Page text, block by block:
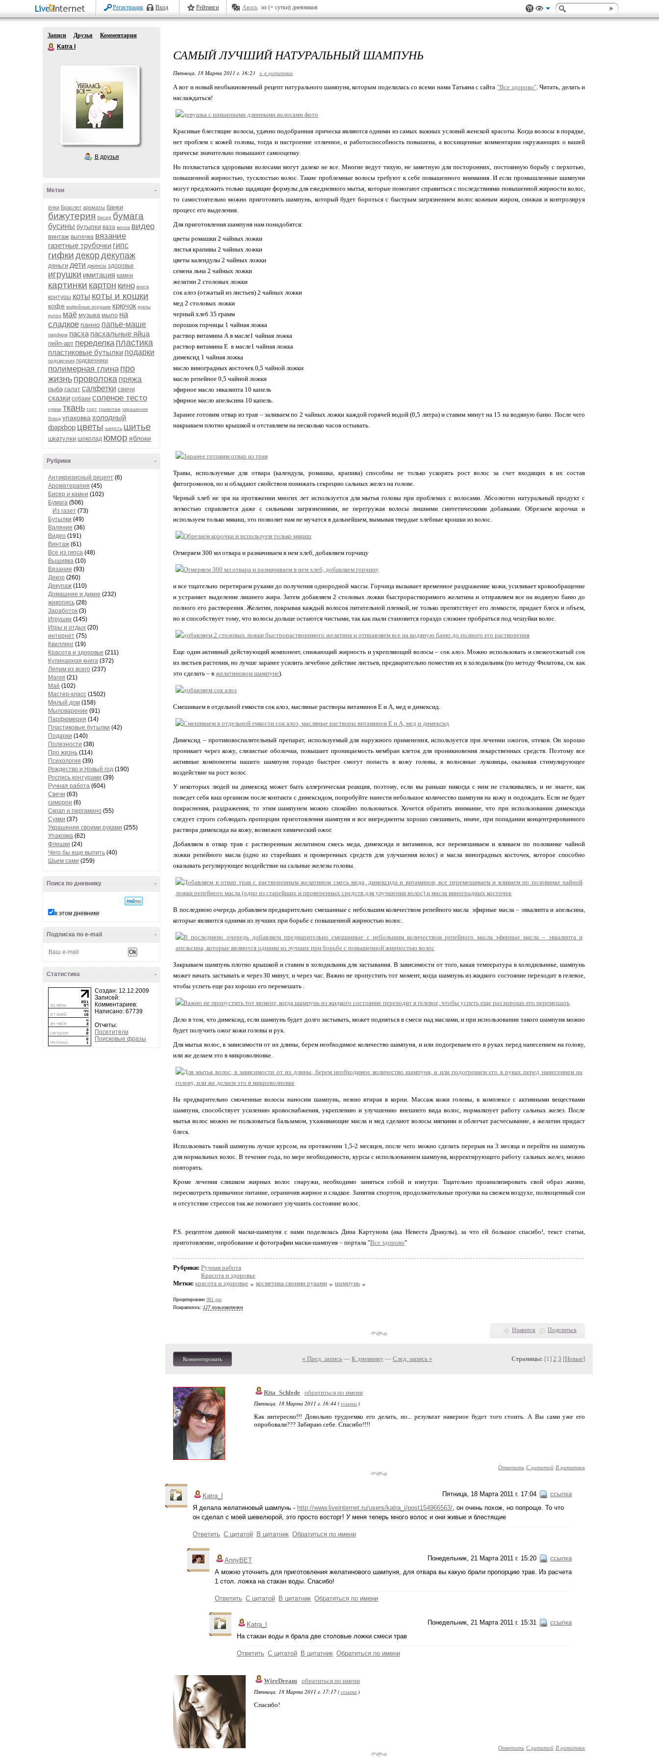
Регистрация Вход Рейтинги Авось из (+ сутки) дневников
Записи Друзья
Комментарии
Katra I
В друзья
-
Метки
ёлки Браслет ароматы банки
бижутерия бисер бумага
бусины бутылки ваза венок видео
винтаж выпечка вязание
газетные трубочки гипс
гифки декордекупаж
деньги дети джинсы здоровье
игрушки имитация камни
картинки картон кино книги
контуры коты коты и кошки
кофе кофейные игрушки крючок куклы
кулон маё музыка мыло на
сладкое панно папье-маше
парфюм пасха пасхальные яйца
пейп-арт переделка пластика
пластиковые бутылки подарки
подсвечник подсвечники
полимерная глина про
жизнь проволока пряжа
рыба салат салфетки свечи
сказки собаки соленое тесто
сумки ткань торт трикотаж украшение
блюд упаковка холодный
фарфор цветы шерсть шитье
шкатулки шоколад юмор яблоки
-
Рубрики
Антикризисный рецепт (6)
Ароматерапия (45)
Бисер и камни (102)
Бумага (506)
Из газет (73)
Бутылки (49)
Валяние (36)
Видео (191)
Винтаж (61)
Все из гипса (48)
Вышивка (10)
Вязание (93)
Декор (260)
Декупаж (110)
Домашние и дикие (232)
живопись (28)
Заработок (3)
Игрушки (145)
Игры и отдых (20)
интернет (75)
Квиллинг (19)
Красота и здоровье (211)
Кулинарная книга (372)
Лепим из всего (237)
Магия (21)
Маё (102)
Мастер-класс (1502)
Милый дом (158)
Мыловарение (91)
Парфюмерия (14)
Пластиковые бутылки (42)
Подарки (140)
Полезности (38)
Про жизнь (114)
Психология (39)
Рождество и Новый год (190)
Роспись контурами (39)
Ручная работа (604)
Свечи (63)
симорон (6)
Скрап и пергамано (55)
Сумки (37)
Украшения своими руками (255)
Упаковка (62)
Флешки (24)
Чего бы еще выпить (40)
Шьем сами (259)
-
Поиск по дневнику
в этом дневнике
-
Подписка по e-mail
-
Статистика
Создан: 12.12.2009
Записей:
Комментариев:
Написано: 67739
Отчеты:
Посетители
Поисковые фразы
САМЫЙ ЛУЧШИЙ НАТУРАЛЬНЫЙ ШАМПУНЬ
Пятница, 18 Марта 2011 г. 16:23 + в цитатник
А вот и новый необыкновенный рецепт натурального шампуня, которым поделилась со всеми нами Татьяна с сайта "Все здорово". Читать, делать и
наслаждаться!
Красивые блестящие волосы, удачно подобранная прическа являются одними из самых важных условий женской красоты. Когда волосы в порядке,
нет проблем с кожей головы, тогда и настроение отличное, и работоспособность повышена, а восхищенные комментарии окружающих о вашей
прическе значительно повышают самооценку.
Но похвастаться здоровыми волосами могут далеко не все. Многие ведут тихую, не заметную для посторонних, постоянную борьбу с перхотью,
повышенной жирностью, тусклостью волос. Такие проблемные волосы требуют к себе повышенного внимания. И если промышленные шампуни
могут предложить только щадящие формулы для ежедневного мытья, которые помогают справиться с последствиями повышенной жирности волос,
то самостоятельно можно приготовить шампунь, который будет бороться с быстрым загрязнением волос кожным жиром, снижая и контролируя
процесс его выделения.
Для приготовления шампуня нам понадобятся:
цветы ромашки 2 чайных ложки
листья крапивы 2 чайных ложки
цветы календулы 2 чайных ложки
семена льна 2 чайных ложки
желатин 2 столовых ложки
сок алоэ (отжатый из листьев) 2 чайных ложки
мед 2 столовых ложки
черный хлеб 35 грамм
порошок горчицы 1 чайная ложка
раствор витамина А в масле1 чайная ложка
раствор витамина Е в масле1 чайная ложка
димексид 1 чайная ложка
масло виноградных косточек 0,5 чайной ложки
масло репейное 0,5 чайной ложки
эфирное масло эвкалипта 10 капель
эфирное масло апельсина 10 капель.
Заранее готовим отвар из трав – заливаем по 2 чайных ложки каждой горячей водой (0,5 литра) и ставим минут на 15 на водяную баню. После чего
накрываем плотно крышкой и отставляем на несколько часов остывать.
Травы, используемые для отвара (календула, ромашка, крапива) способны не только ускорять рост волос за счет входящих в их состав
фитогромонов, но и обладают свойством понижать секрецию сальных желез на голове.
Черный хлеб не зря на протяжении многих лет используется для мытья головы при проблемах с волосами. Абсолютно натуральный продукт с
легкостью справляется даже с сильными загрязнениями, не перегружая волосы лишними синтетическими добавками. Обрезаем корочки и
используем только мякиш, это позволит нам не мучатся в дальнейшем, вымывая твердые хлебные крошки из волос.
Отмеряем 300 мл отвара и размачиваем в нем хлеб, добавляем горчицу
и все тщательно перетираем руками до получения однородной массы. Горчица вызывает временное раздражение кожи, усиливает кровообращение
и устраняет выделение лишнего жира. Затем добавляем 2 столовых ложки быстрорастворимого желатина и отправляем все на водяную баню до
полного его растворения. Желатин, покрывая каждый волосок питательной пленкой, не только препятствует его ломкости, придает блеск и объем,
но и способствует тому, что волосы дольше остаются чистыми, так как пыли становится гораздо сложнее пробраться под чешуйки волос.
Еще один активный действующий компонент, снижающий жирность и укрепляющий волосы – сок алоэ. Можно использовать и свежеотжатый сок
из листьев растения, но лучше заранее усилить лечебное действие листьев, предварительно поместив их в холодильник (по методу Филатова, см. как
это сделать – в желатиновом шампуне).
Смешиваем в отдельной емкости сок алоэ, масляные растворы витаминов Е и А, мед и димексид.
Димексид – противовоспалительный препарат, используемый для наружного применения, используется при лечении ожогов, отеков. Он хорошо
проникает через кожу, слизистые оболочки, повышает проницаемость мембран клеток для проникновения лекарственных средств. Поэтому все
активные компоненты нашего шампуня гораздо быстрее смогут попасть в кожу головы, в волосяные луковицы, оказывая стимулирующее
воздействие на рост волос.
У некоторых людей на димексид может быть аллергическая реакция, поэтому, если вы раньше никогда с ним не сталкивались, и не знаете, как
поведет себя ваш организм после контакта с димексидом, попробуйте нанести небольшое количество шампуня на кожу и подождать. Если не будет
покраснения, раздражения, то этим шампунем можно спокойно пользоваться. Хочется обратить внимание, что при использовании димексида
следует строго соблюдать пропорции приготовления шампуня и все ингредиенты хорошо смешивать, иначе, при попадании концентрированного
раствора димексида на кожу, возможен химический ожог.
Добавляем в отвар трав с растворенным желатином смесь меда, димексида и витаминов, все перемешиваем и вливаем по половинке чайной
ложки репейного масла (одно из старейших и проверенных средств для улучшения волос) и масла виноградных косточек, которое способно
оказывать регулирующее воздействие на сальные железы головы.
В последнюю очередь добавляем предварительно смешанные с небольшим количеством репейного масла эфирные масла – эвкалипта и апельсина,
которые являются одними из лучших при борьбе с повышенной жирностью волос.
Закрываем шампунь плотно крышкой и ставим в холодильник для застывания. В зависимости от того, какая температура в холодильнике, шампунь
может начать застывать и через 30 минут, и через час. Важно не пропустить тот момент, когда шампунь из жидкого состояние переходит в гелевое,
чтобы успеть еще раз хорошо его перемешать .
Дело в том, что димексид, если шампунь будет долго застывать, может подняться в смеси над маслами, и при использовании такого шампуня можно
будет получить ожог кожи головы и рук.
Для мытья волос, в зависимости от их длины, берем необходимое количество шампуня, и или подогреваем его в руках перед нанесением на голову,
или же делаем это в микроволновке.
На предварительно смоченные волосы наносим шампунь, нежно втирая в корни. Массаж кожи головы, в комплексе с активными веществами
шампуня, способствует усилению кровоснабжения, укреплению и улучшению внешнего вида волос, нормализует работу сальных желез. После
мытья волос можно не пользоваться бальзамом, ухаживающие масла и мед сделают волосы мягкими и облегчат расчесывание, а желатин придаст
блеск.
Использовать такой шампунь лучше курсом, на протяжении 1,5-2 месяцев, после чего можно сделать перерыв на 3 месяца и перейти на шампунь
для нормальных волос. В течение года, по мере необходимости, курсы с использованием шампуня, корректирующего работу сальных желез, можно
повторять.
Кроме лечения слишком жирных волос снаружи, необходимо заняться собой и изнутри. Тщательно проанализировать свой образ жизни,
пересмотреть привычное питание, ограничив жирное и сладкое. Занятия спортом, продолжительные прогулки на свежем воздухе, полноценный сон
и отсутствие стрессов так же помогают улучшить состояние волос.
P.S. рецептом данной маски-шампуня с нами поделилась Дина Картунова (ака Невеста Дракулы), за что ей большое спасибо!, текст статьи,
приготовление, опробование и фотографии маски-шампуня – портала "Все здорово"
Рубрики: Ручная работа
Красота и здоровье
Метки: красота и здоровье косметика своими руками шампунь
Процитировано 981 раз
Понравилось: 127 пользователям
Нравится Поделиться
Комментировать « Пред. запись — К дневнику — След. запись » Страницы: [1] 2 3 [Новые]
Rita_Schlede обратиться по имени
Пятница, 18 Марта 2011 г. 16:44 (ссылка )
Как интересно!!! Довольно трудоемко его делать, но... результат наверное будет того стоить. А Вы сами уже его
опробовали??? Забираю себе. Спасибо!!!!
Ответить С цитатой В цитатник
Пятница, 18 Марта 2011 г. 17:04 ссылка
Katra_I
Я делала желатиновый шампунь - http://www.liveinternet.ru/users/katra_i/post154966563/, он очень похож, но попроще. То что
он сделал с моей шевелюрой, это просто восторг! У меня теперь много волос и они живые и блестящие
Ответить С цитатой В цитатник Обратиться по имени
Понедельник, 21 Марта 2011 г. 15:20 ссылка
AnnyBET
А можно уточнить для приготовления желатинового шампуня, для отвара вы какую брали пропорцию трав. Из расчета
1 стол. ложка на стакан воды. Спасибо!
Ответить С цитатой В цитатник Обратиться по имени
Понедельник, 21 Марта 2011 г. 15:31 ссылка
Katra_I
На стакан воды я брала две столовые ложки смеси трав
Ответить С цитатой В цитатник Обратиться по имени
WireDream обратиться по имени
Пятница, 18 Марта 2011 г. 17:17 (ссылка )
Спасибо!
Ответить С цитатой В цитатник